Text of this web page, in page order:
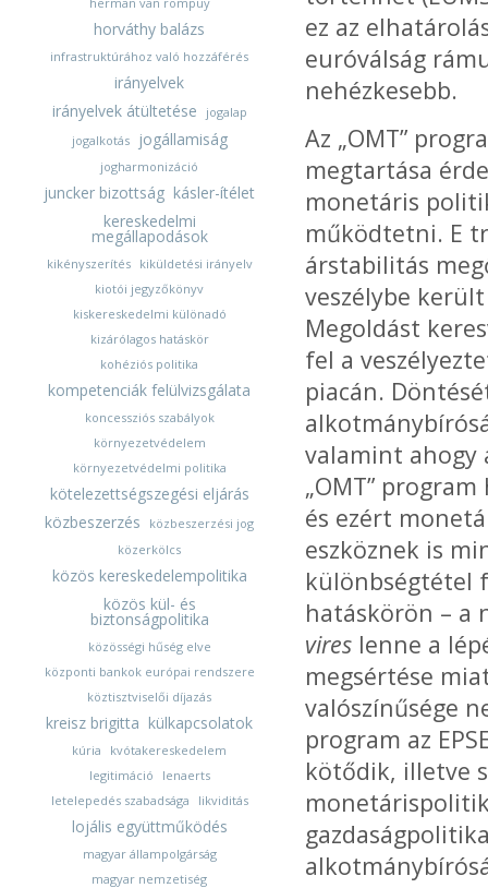
horváthy balázs
infrastruktúrához való hozzáférés
irányelvek
irányelvek átültetése
jogalap
jogalkotás
jogállamiság
jogharmonizáció
juncker bizottság kásler-ítélet
kereskedelmi
megállapodások
kikényszerítés
kiküldetési irányelv
kiotói jegyzőkönyv
kiskereskedelmi különadó
kizárólagos hatáskör
kohéziós politika
kompetenciák felülvizsgálata
koncessziós szabályok
környezetvédelem
környezetvédelmi politika
kötelezettségszegési eljárás
közbeszerzés
közbeszerzési jog
közerkölcs
közös kereskedelempolitika
közös kül- és
biztonságpolitika
közösségi hűség elve
központi bankok európai rendszere
köztisztviselői díjazás
kreisz brigitta külkapcsolatok
kúria
kvótakereskedelem
legitimáció
lenaerts
letelepedés szabadsága
likviditás
lojális együttműködés
magyar állampolgárság
magyar nemzetiség
ez az
euróválság
nehézkesebb.
Az „OMT”
megtartása
monetáris
működtetni. E
árstabilitás
veszélybe
Megoldást
fel a
piacán.
valamint ahogy
„OMT”
és ezért
eszköznek is
különbségtétel
hatáskörön – a
vires lenne a
megsértése
valószínűsége
program az
kötődik, illetve